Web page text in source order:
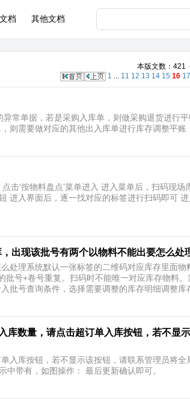
档 其他文档
本版文数：421
1 ... 11 12 13 14 15 16 17
常单据，若是采购入库单，则做采购退货进行
则需要做对应的其他出入库单进行库存调整平账
击‘按物料盘点’菜单进入 进入菜单后，扫码现场
进入界面后，逐一找对应的标签进行扫码即可
出现该批号有两个以物料不能出要怎么处
处理系统默认一张标签的二维码对应库存里面物
号+卷号重复。扫码时不能唯一对应库存物料。
批号查询条件，选择需要调整的库存明细调整库
数量，请点击超订单入库按钮，若不显示
入库按钮，若不显示该按钮，请联系管理员将全
带有，如图操作： 最后更新确认即可。